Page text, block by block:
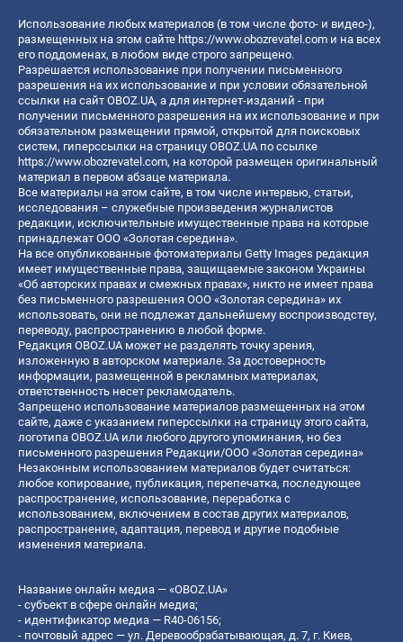
Использование любых материалов (в том числе фото- и видео-),
размещенных на этом сайте https://www.obozrevatel.com и на всех
его поддоменах, в любом виде строго запрещено.
Разрешается использование при получении письменного
разрешения на их использование и при условии обязательной
ссылки на сайт OBOZ.UA, а для интернет-изданий - при
получении письменного разрешения на их использование и при
обязательном размещении прямой, открытой для поисковых
систем, гиперссылки на страницу OBOZ.UA по ссылке
https://www.obozrevatel.com, на которой размещен оригинальный
материал в первом абзаце материала.
Все материалы на этом сайте, в том числе интервью, статьи,
исследования – служебные произведения журналистов
редакции, исключительные имущественные права на которые
принадлежат ООО «Золотая середина».
На все опубликованные фотоматериалы Getty Images редакция
имеет имущественные права, защищаемые законом Украины
«Об авторских правах и смежных правах», никто не имеет права
без письменного разрешения ООО «Золотая середина» их
использовать, они не подлежат дальнейшему воспроизводству,
переводу, распространению в любой форме.
Редакция OBOZ.UA может не разделять точку зрения,
изложенную в авторском материале. За достоверность
информации, размещенной в рекламных материалах,
ответственность несет рекламодатель.
Запрещено использование материалов размещенных на этом
сайте, даже с указанием гиперссылки на страницу этого сайта,
логотипа OBOZ.UA или любого другого упоминания, но без
письменного разрешения Редакции/ООО «Золотая середина»
Незаконным использованием материалов будет считаться:
любое копирование, публикация, перепечатка, последующее
распространение, использование, переработка с
использованием, включением в состав других материалов,
распространение, адаптация, перевод и другие подобные
изменения материала.
Название онлайн медиа — «OBOZ.UA»
- субъект в сфере онлайн медиа;
- идентификатор медиа — R40-06156;
- почтовый адрес — ул. Деревообрабатывающая, д. 7, г. Киев,